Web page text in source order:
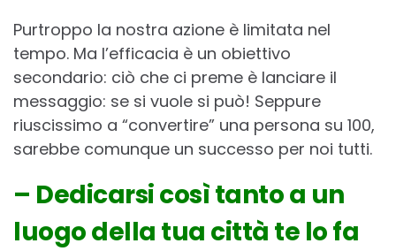
Purtroppo la nostra azione è limitata nel
tempo. Ma l’efficacia è un obiettivo
secondario: ciò che ci preme è lanciare il
messaggio: se si vuole si può! Seppure
riuscissimo a “convertire” una persona su 100,
sarebbe comunque un successo per noi tutti.
– Dedicarsi così tanto a un
luogo della tua città te lo fa